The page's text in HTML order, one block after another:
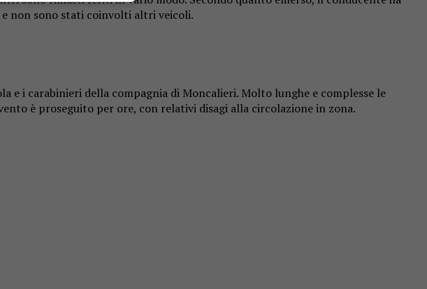
non sono stati coinvolti altri veicoli.
e i carabinieri della compagnia di Moncalieri. Molto lunghe e complesse le
è proseguito per ore, con relativi disagi alla circolazione in zona.